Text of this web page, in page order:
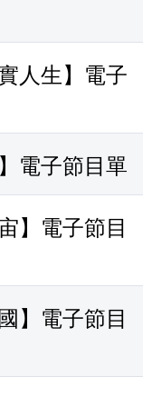
人生】電子
電子節目單
】電子節目
】電子節目